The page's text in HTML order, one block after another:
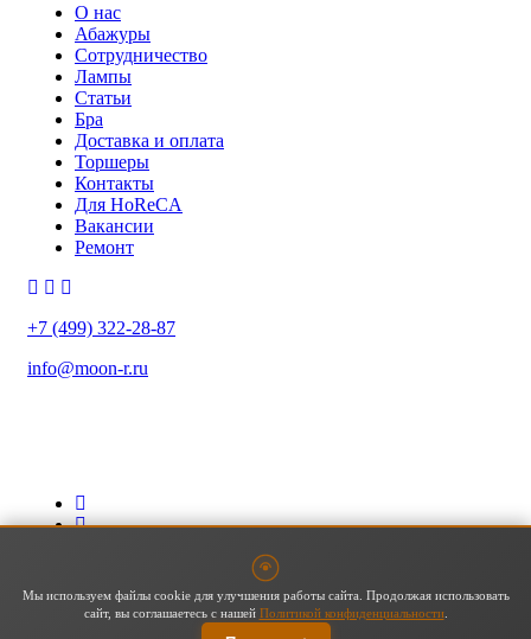
О нас
Абажуры
Сотрудничество
Лампы
Статьи
Бра
Доставка и оплата
Торшеры
Контакты
Для HoReCA
Вакансии
Ремонт
+7 (499) 322-28-87
info@moon-r.ru
Мы используем файлы cookie для улучшения работы сайта. Продолжая использовать
сайт, вы соглашаетесь с нашей Политикой конфиденциальности.